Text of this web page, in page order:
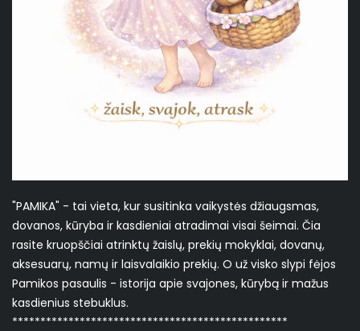
"PAMIKA" - tai vieta, kur susitinka vaikystės džiaugsmas,
dovanos, kūryba ir kasdieniai atradimai visai šeimai. Čia
rasite kruopščiai atrinktų žaislų, prekių mokyklai, dovanų,
aksesuarų, namų ir laisvalaikio prekių. O už visko slypi fėjos
Pamikos pasaulis - istorija apie svajones, kūrybą ir mažus
kasdienius stebuklus.
*************************************************